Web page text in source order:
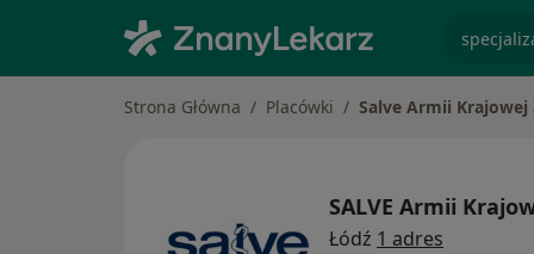
Strona Główna Placówki Salve Armii Krajowej
SALVE Armii
Łódź 1 adres